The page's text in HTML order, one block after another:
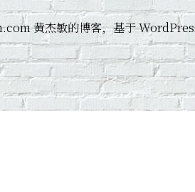
黄杰敏的博客，基于